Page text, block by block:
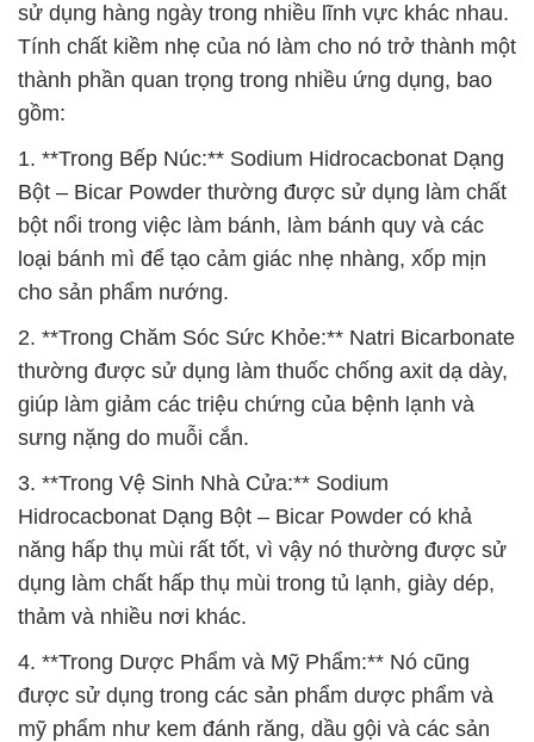
sử dụng hàng ngày trong nhiều lĩnh vực khác nhau.
Tính chất kiềm nhẹ của nó làm cho nó trở thành một
thành phần quan trọng trong nhiều ứng dụng, bao
gồm:
1. **Trong Bếp Núc:** Sodium Hidrocacbonat Dạng
Bột – Bicar Powder thường được sử dụng làm chất
bột nổi trong việc làm bánh, làm bánh quy và các
loại bánh mì để tạo cảm giác nhẹ nhàng, xốp mịn
cho sản phẩm nướng.
2. **Trong Chăm Sóc Sức Khỏe:** Natri Bicarbonate
thường được sử dụng làm thuốc chống axit dạ dày,
giúp làm giảm các triệu chứng của bệnh lạnh và
sưng nặng do muỗi cắn.
3. **Trong Vệ Sinh Nhà Cửa:** Sodium
Hidrocacbonat Dạng Bột – Bicar Powder có khả
năng hấp thụ mùi rất tốt, vì vậy nó thường được sử
dụng làm chất hấp thụ mùi trong tủ lạnh, giày dép,
thảm và nhiều nơi khác.
4. **Trong Dược Phẩm và Mỹ Phẩm:** Nó cũng
được sử dụng trong các sản phẩm dược phẩm và
mỹ phẩm như kem đánh răng, dầu gội và các sản